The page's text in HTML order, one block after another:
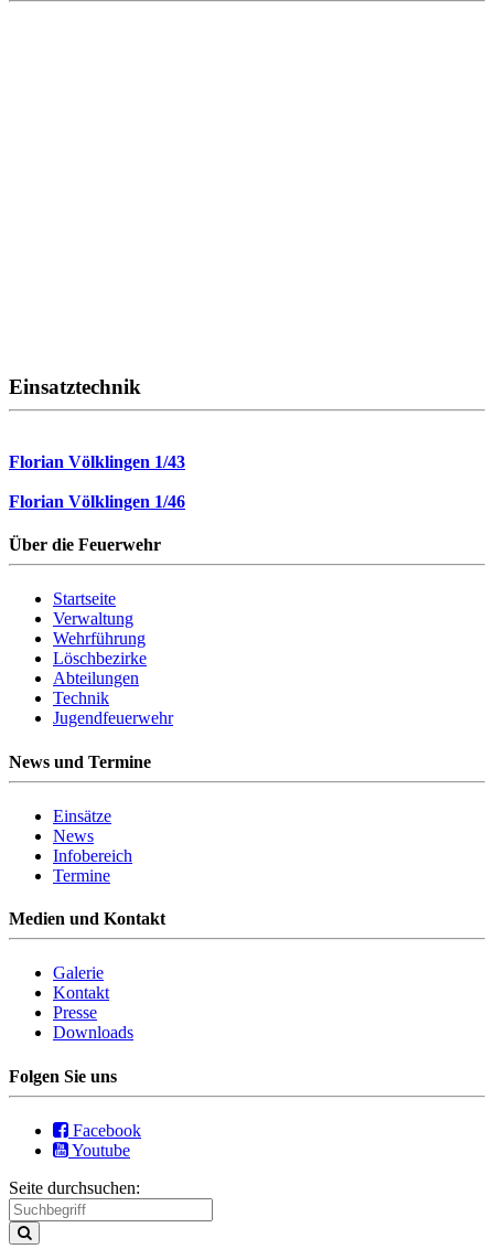
Einsatztechnik
Florian Völklingen 1/43
Florian Völklingen 1/46
Über die Feuerwehr
Startseite
Verwaltung
Wehrführung
Löschbezirke
Abteilungen
Technik
Jugendfeuerwehr
News und Termine
Einsätze
News
Infobereich
Termine
Medien und Kontakt
Galerie
Kontakt
Presse
Downloads
Folgen Sie uns
Facebook
Youtube
Seite durchsuchen: